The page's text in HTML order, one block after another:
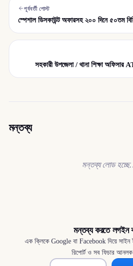
পূর্ববর্তী পোস্ট
স্পেশাল ডিসকাউন্ট অফারসহ ২০০ দিনে ৫০তম
সহকারী উপজেলা / থানা শিক্ষা অফিসার
মন্তব্য
মন্তব্য লোড
মন্তব্য করতে লগইন
এক ক্লিকে Google বা Facebook দিয়ে সাইন
রিপোর্ট ও সব ফিচার